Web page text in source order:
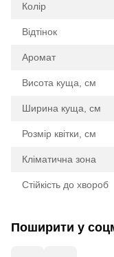
Колір
Відтінок
Аромат
Висота куща, см
Ширина куща, см
Розмір квітки, см
Кліматична зона
Стійкість до хвороб
Поширити у